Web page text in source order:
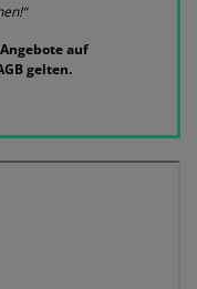
auf
gelten.